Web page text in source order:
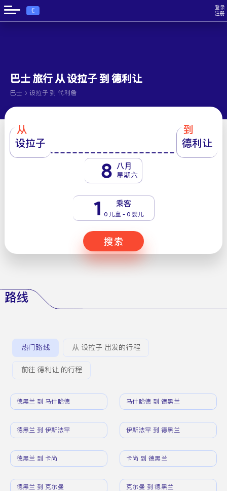
€
登录
注册
巴士 旅行 从 设拉子 到 德利让
巴士 › 设拉子 到 代利詹
从
设拉子
到
德利让
8 八月
星期六
1 乘客
0 儿童 - 0 婴儿
搜索
路线
热门路线 从 设拉子 出发的行程
前往 德利让 的行程
德黑兰 到 马什哈德 马什哈德 到 德黑兰
德黑兰 到 伊斯法罕 伊斯法罕 到 德黑兰
德黑兰 到 卡尚 卡尚 到 德黑兰
德黑兰 到 克尔曼 克尔曼 到 德黑兰